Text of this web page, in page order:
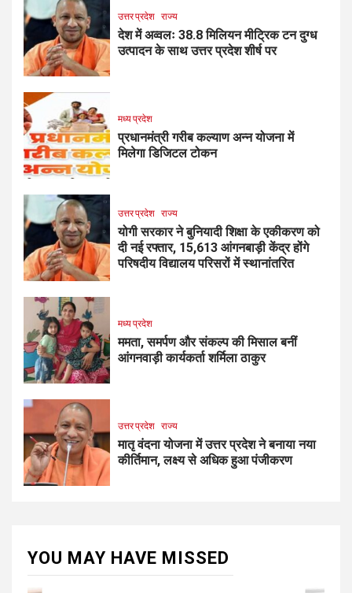
उत्तर प्रदेश राज्य
देश में अव्वलः 38.8 मिलियन मीट्रिक टन दुग्ध
उत्पादन के साथ उत्तर प्रदेश शीर्ष पर
मध्य प्रदेश
प्रधानमंत्री गरीब कल्याण अन्न योजना में
मिलेगा डिजिटल टोकन
उत्तर प्रदेश राज्य
योगी सरकार ने बुनियादी शिक्षा के एकीकरण को
दी नई रफ्तार, 15,613 आंगनबाड़ी केंद्र होंगे
परिषदीय विद्यालय परिसरों में स्थानांतरित
मध्य प्रदेश
ममता, समर्पण और संकल्प की मिसाल बनीं
आंगनवाड़ी कार्यकर्ता शर्मिला ठाकुर
उत्तर प्रदेश राज्य
मातृ वंदना योजना में उत्तर प्रदेश ने बनाया नया
कीर्तिमान, लक्ष्य से अधिक हुआ पंजीकरण
YOU MAY HAVE MISSED